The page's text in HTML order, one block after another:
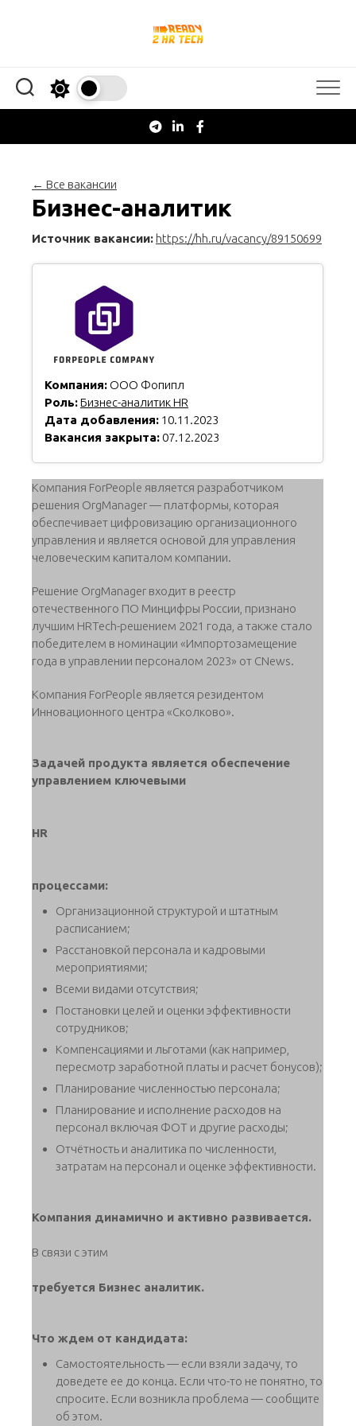
← Все вакансии
Бизнес-аналитик
Источник вакансии: https://hh.ru/vacancy/89150699
Компания: ООО Фопипл
Роль:Бизнес-аналитик HR
Дата добавления: 10.11.2023
Вакансия закрыта: 07.12.2023
Компания ForPeople является разработчиком
решения OrgManager — платформы, которая
обеспечивает цифровизацию организационного
управления и является основой для управления
человеческим капиталом компании.
Решение OrgManager входит в реестр
отечественного ПО Минцифры России, признано
лучшим HRTech-решением 2021 года, а также стало
победителем в номинации «Импортозамещение
года в управлении персоналом 2023» от CNews.
Компания ForPeople является резидентом
Инновационного центра «Сколково».
Задачей продукта является обеспечение
управлением ключевыми
HR
процессами:
Организационной структурой и штатным
расписанием;
Расстановкой персонала и кадровыми
мероприятиями;
Всеми видами отсутствия;
Постановки целей и оценки эффективности
сотрудников;
Компенсациями и льготами (как например,
пересмотр заработной платы и расчет бонусов);
Планирование численностью персонала;
Планирование и исполнение расходов на
персонал включая ФОТ и другие расходы;
Отчётность и аналитика по численности,
затратам на персонал и оценке эффективности.
Компания динамично и активно развивается.
В связи с этим
требуется Бизнес аналитик.
Что ждем от кандидата:
Самостоятельность — если взяли задачу, то
доведете ее до конца. Если что-то не понятно, то
спросите. Если возникла проблема — сообщите
об этом.